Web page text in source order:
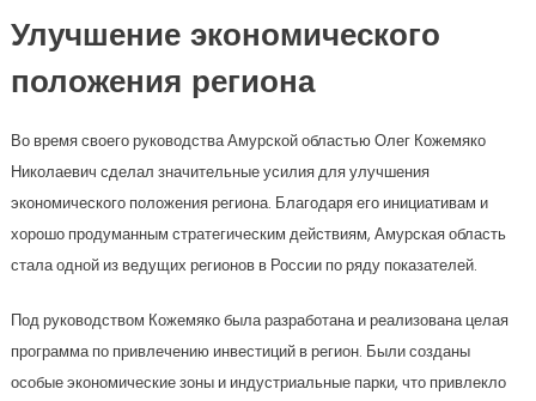
Улучшение экономического
положения региона
Во время своего руководства Амурской областью Олег Кожемяко
Николаевич сделал значительные усилия для улучшения
экономического положения региона. Благодаря его инициативам и
хорошо продуманным стратегическим действиям, Амурская область
стала одной из ведущих регионов в России по ряду показателей.
Под руководством Кожемяко была разработана и реализована целая
программа по привлечению инвестиций в регион. Были созданы
особые экономические зоны и индустриальные парки, что привлекло